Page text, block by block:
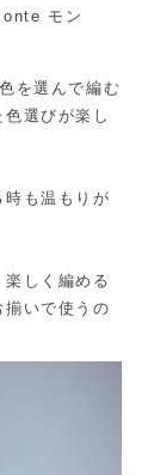
モン
を選んで編む
選びが楽し
も温もりが
しく編める
いで使うの